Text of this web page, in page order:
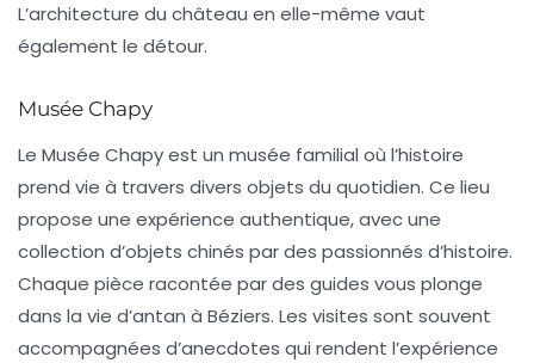
L’architecture du château en elle-même vaut
également le détour.
Musée Chapy
Le Musée Chapyest un musée familial où l’histoire
prend vie à travers divers objets du quotidien. Ce lieu
propose une expérience authentique, avec une
collection d’objets chinés par des passionnés d’histoire.
Chaque pièce racontée par des guides vous plonge
dans la vie d’antan à Béziers. Les visites sont souvent
accompagnées d’anecdotes qui rendent l’expérience